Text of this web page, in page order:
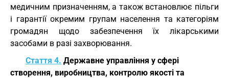
медичним призначенням, а також встановлює пільги
і гарантії окремим групам населення та категоріям
громадян щодо забезпечення їх лікарськими
засобами в разі захворювання.
Стаття 4. Державне управління у сфері
створення, виробництва, контролю якості та